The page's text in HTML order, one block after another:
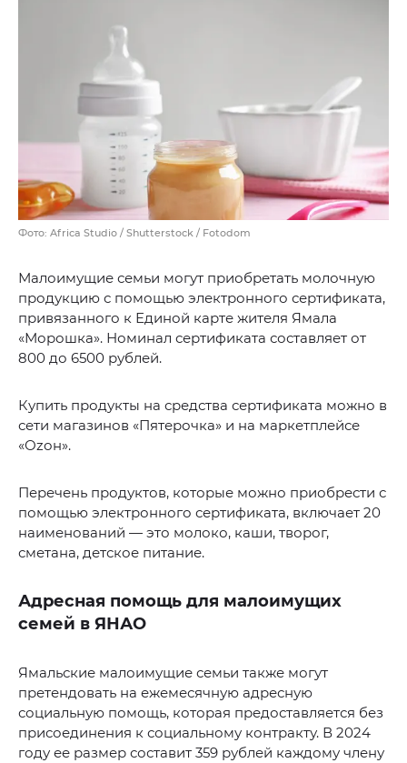
Фото: Africa Studio / Shutterstock / Fotodom
Малоимущие семьи могут приобретать молочную
продукцию с помощью электронного сертификата,
привязанного к Единой карте жителя Ямала
«Морошка». Номинал сертификата составляет от
800 до 6500 рублей.
Купить продукты на средства сертификата можно в
сети магазинов «Пятерочка» и на маркетплейсе
«Оzон».
Перечень продуктов, которые можно приобрести с
помощью электронного сертификата, включает 20
наименований — это молоко, каши, творог,
сметана, детское питание.
Адресная помощь для малоимущих
семей в ЯНАО
Ямальские малоимущие семьи также могут
претендовать на ежемесячную адресную
социальную помощь, которая предоставляется без
присоединения к социальному контракту. В 2024
году ее размер составит 359 рублей каждому члену